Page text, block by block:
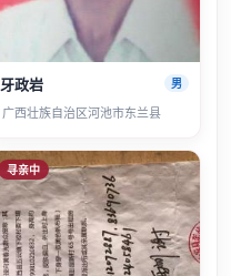
牙政岩 男
广西壮族自治区河池市东兰县
寻亲中